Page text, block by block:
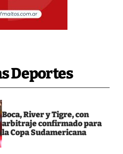
Deportes
Boca, River y Tigre, con
arbitraje confirmado para
la Copa Sudamericana